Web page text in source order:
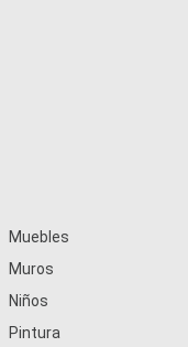
Muebles
Muros
Niños
Pintura